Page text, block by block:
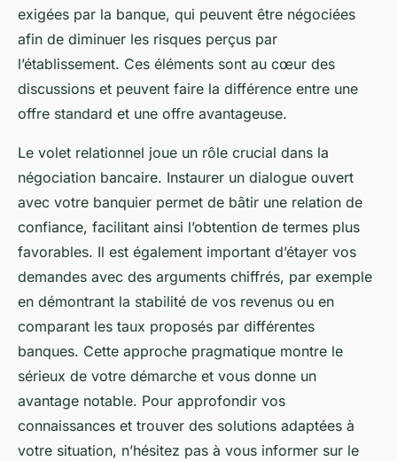
exigées par la banque, qui peuvent être négociées
afin de diminuer les risques perçus par
l’établissement. Ces éléments sont au cœur des
discussions et peuvent faire la différence entre une
offre standard et une offre avantageuse.
Le volet relationnel joue un rôle crucial dans la
négociation bancaire. Instaurer un dialogue ouvert
avec votre banquier permet de bâtir une relation de
confiance, facilitant ainsi l’obtention de termes plus
favorables. Il est également important d’étayer vos
demandes avec des arguments chiffrés, par exemple
en démontrant la stabilité de vos revenus ou en
comparant les taux proposés par différentes
banques. Cette approche pragmatique montre le
sérieux de votre démarche et vous donne un
avantage notable. Pour approfondir vos
connaissances et trouver des solutions adaptées à
votre situation, n’hésitez pas à vous informer sur le